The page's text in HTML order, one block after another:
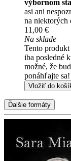
výbornom
asi ani
na niektorých
11,00 €
Na sklade
Tento produkt
iba posledné
možné, že
ponáhľajte sa!
Vložiť do
Ďalšie formáty